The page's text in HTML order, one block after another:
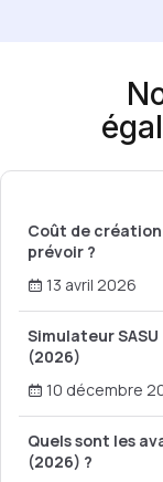
Coût de création
prévoir ?
13 avril 2026
Simulateur
(2026)
10 décembre
Quels sont les
(2026) ?